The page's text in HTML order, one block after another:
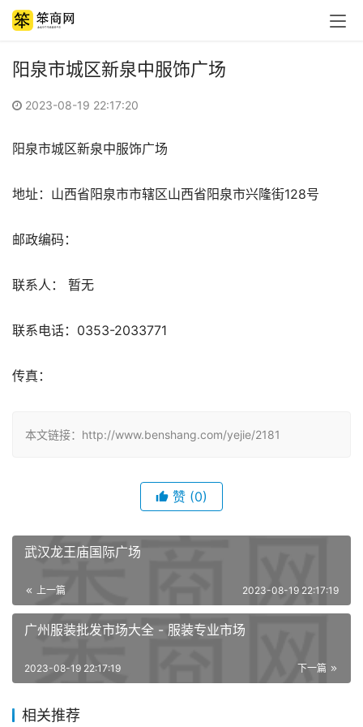
阳泉市城区新泉中服饰广场
2023-08-19 22:17:20
阳泉市城区新泉中服饰广场
地址：山西省阳泉市市辖区山西省阳泉市兴隆街128号
邮政编码：
联系人： 暂无
联系电话：0353-2033771
传真：
本文链接：http://www.benshang.com/yejie/2181
赞 (0)
武汉龙王庙国际广场
上一篇 2023-08-19 22:17:19
广州服装批发市场大全 - 服装专业市场
下一篇
2023-08-19 22:17:19
相关推荐